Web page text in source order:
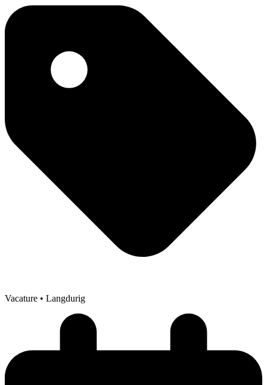
Vacature • Langdurig